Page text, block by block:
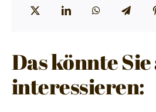
Das könnte
interessieren: